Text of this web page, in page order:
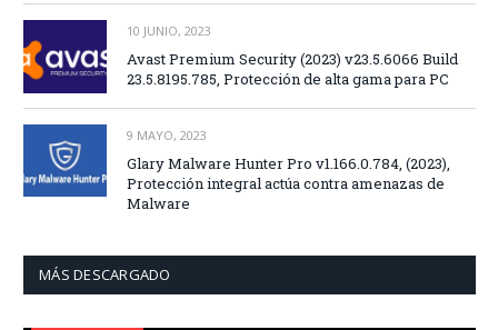
10 JUNIO, 2023
Avast Premium Security (2023) v23.5.6066 Build
23.5.8195.785, Protección de alta gama para PC
9 MAYO, 2023
Glary Malware Hunter Pro v1.166.0.784, (2023),
Protección integral actúa contra amenazas de
Malware
MÁS DESCARGADO